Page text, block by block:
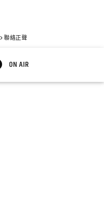
聯絡正聲
ON AIR